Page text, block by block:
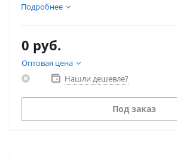
Подробнее
0 руб.
Оптовая цена
Нашли дешевле?
Под заказ